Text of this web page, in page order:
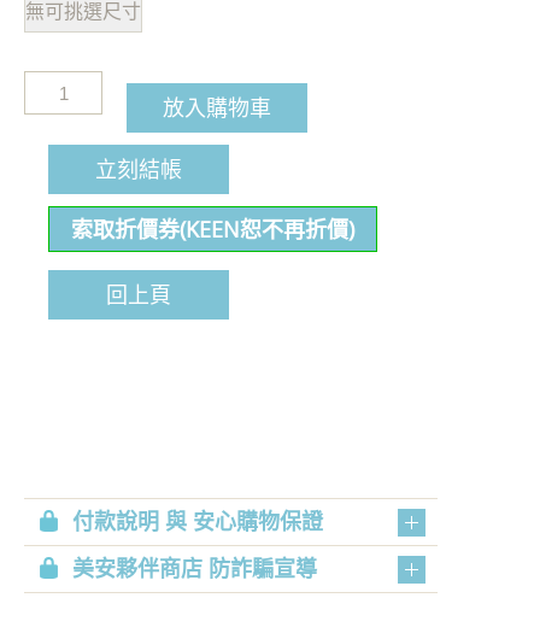
無可挑選尺寸
放入購物車
立刻結帳
索取折價券(KEEN恕不再折價)
回上頁
付款說明 與 安心購物保證
美安夥伴商店 防詐騙宣導